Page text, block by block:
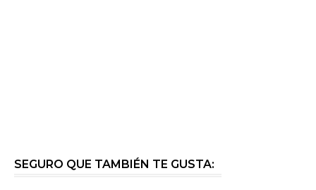
SEGURO QUE TAMBIÉN TE GUSTA: